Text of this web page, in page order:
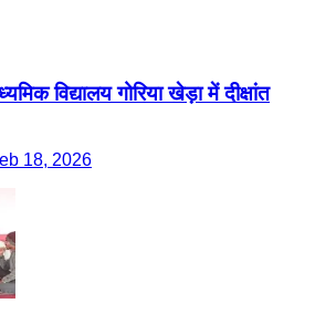
विद्यालय गोरिया खेड़ा में दीक्षांत
18, 2026